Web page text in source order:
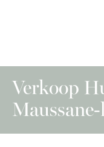
Verkoop